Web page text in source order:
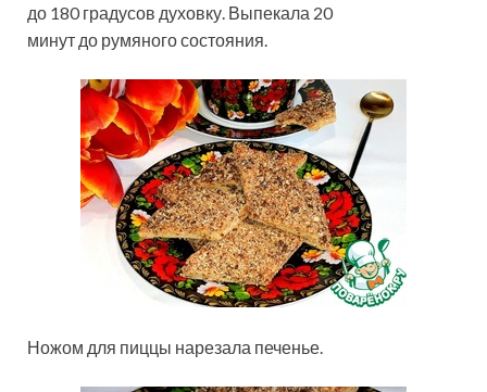
до 180 градусов духовку. Выпекала 20
минут до румяного состояния.
Ножом для пиццы нарезала печенье.